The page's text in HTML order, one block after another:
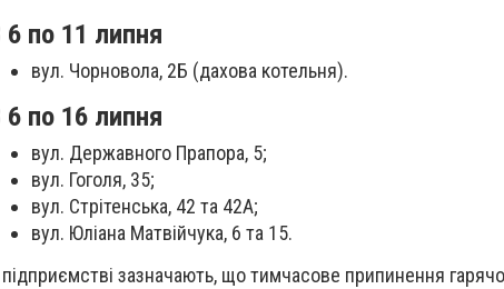
6 по 11 липня
вул. Чорновола, 2Б (дахова котельня).
6 по 16 липня
вул. Державного Прапора, 5;
вул. Гоголя, 35;
вул. Стрітенська, 42 та 42А;
вул. Юліана Матвійчука, 6 та 15.
зазначають, що тимчасове припинення